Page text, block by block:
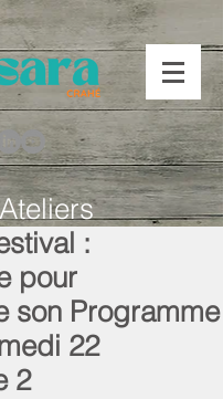
Ateliers
:
pour
son Programme
22
2